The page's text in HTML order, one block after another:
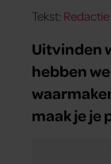
Tekst:
Uitvinden
hebben
maak je je